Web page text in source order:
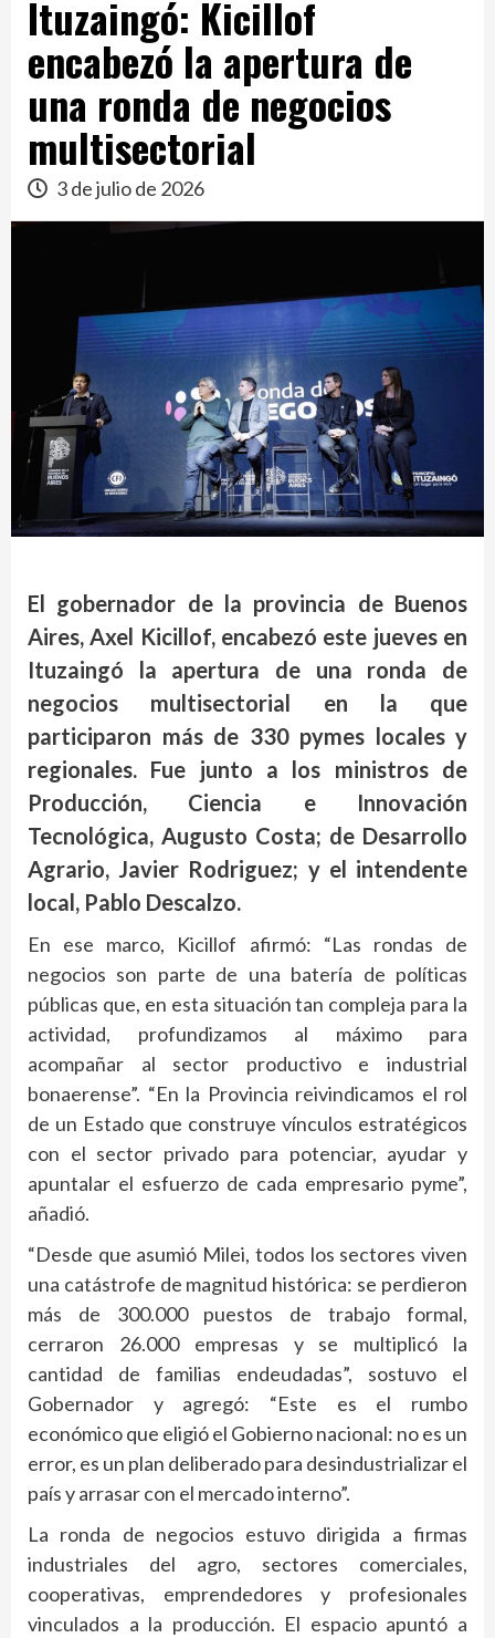
Ituzaingó: Kicillof
encabezó la apertura de
una ronda de negocios
multisectorial
3 de julio de 2026
El gobernador de la provincia de Buenos
Aires, Axel Kicillof, encabezó este jueves en
Ituzaingó la apertura de una ronda de
negocios multisectorial en la que
participaron más de 330 pymes locales y
regionales. Fue junto a los ministros de
Producción, Ciencia e Innovación
Tecnológica, Augusto Costa; de Desarrollo
Agrario, Javier Rodriguez; y el intendente
local, Pablo Descalzo.
En ese marco, Kicillof afirmó: “Las rondas de
negocios son parte de una batería de políticas
públicas que, en esta situación tan compleja para la
actividad, profundizamos al máximo para
acompañar al sector productivo e industrial
bonaerense”. “En la Provincia reivindicamos el rol
de un Estado que construye vínculos estratégicos
con el sector privado para potenciar, ayudar y
apuntalar el esfuerzo de cada empresario pyme”,
añadió.
“Desde que asumió Milei, todos los sectores viven
una catástrofe de magnitud histórica: se perdieron
más de 300.000 puestos de trabajo formal,
cerraron 26.000 empresas y se multiplicó la
cantidad de familias endeudadas”, sostuvo el
Gobernador y agregó: “Este es el rumbo
económico que eligió el Gobierno nacional: no es un
error, es un plan deliberado para desindustrializar el
país y arrasar con el mercado interno”.
La ronda de negocios estuvo dirigida a firmas
industriales del agro, sectores comerciales,
cooperativas, emprendedores y profesionales
vinculados a la producción. El espacio apuntó a